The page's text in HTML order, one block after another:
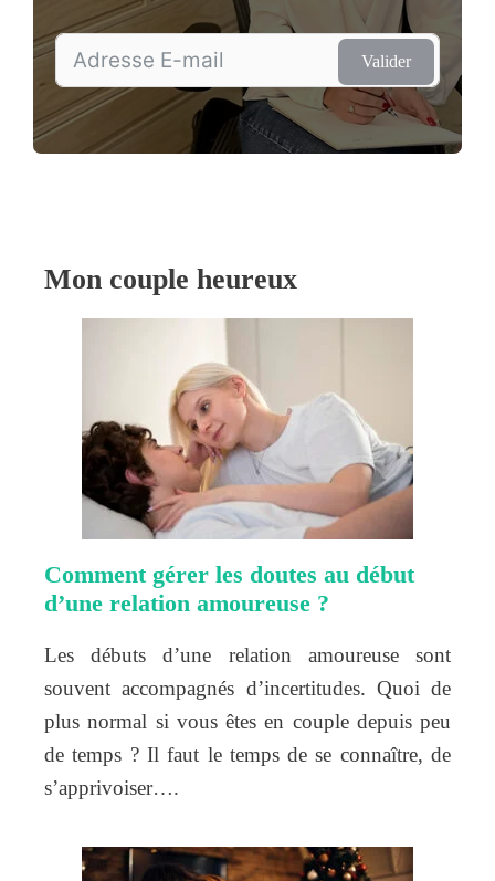
Valider
Mon couple heureux
Comment gérer les doutes au début
d’une relation amoureuse ?
Les débuts d’une relation amoureuse sont
souvent accompagnés d’incertitudes. Quoi de
plus normal si vous êtes en couple depuis peu
de temps ? Il faut le temps de se connaître, de
s’apprivoiser….